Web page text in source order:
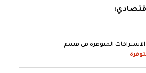
المتوفرة في قسم